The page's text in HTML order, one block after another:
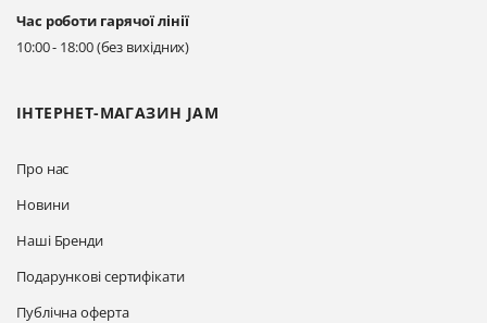
ІНТЕРНЕТ-МАГАЗИН JAM
Про нас
Новини
Наші Бренди
Подарункові сертифікати
Публічна оферта
Час роботи гарячої лінії
10:00 - 18:00 (без вихідних)